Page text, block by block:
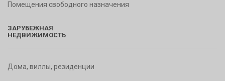
Помещения свободного назначения
ЗАРУБЕЖНАЯ
НЕДВИЖИМОСТЬ
Дома, виллы, резиденции